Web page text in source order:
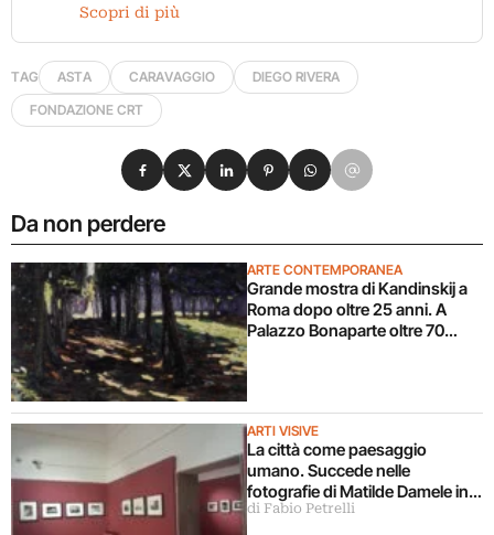
Scopri di più
TAG ASTA CARAVAGGIO
DIEGO RIVERA
FONDAZIONE CRT
Da non perdere
ARTE CONTEMPORANEA
Grande mostra di Kandinskij a
Roma dopo oltre 25 anni. A
Palazzo Bonaparte oltre 70
ARTI VISIVE
La città come paesaggio
umano. Succede nelle
fotografie di Matilde Damele in
mostra a Roma
di Fabio Petrelli
Condividi su Facebook
Condividi su X
Condividi su LinkedIn
Condividi su Pinterest
Condividi su WhatsApp
Condividi su Email